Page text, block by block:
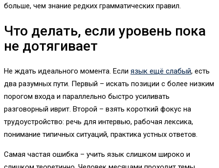
больше, чем знание редких грамматических правил.
Что делать, если уровень пока
не дотягивает
Не ждать идеального момента. Если язык ещё слабый, есть
два разумных пути. Первый – искать позиции с более низким
порогом входа и параллельно быстро усиливать
разговорный иврит. Второй – взять короткий фокус на
трудоустройство: речь для интервью, рабочая лексика,
понимание типичных ситуаций, практика устных ответов.
Самая частая ошибка – учить язык слишком широко и